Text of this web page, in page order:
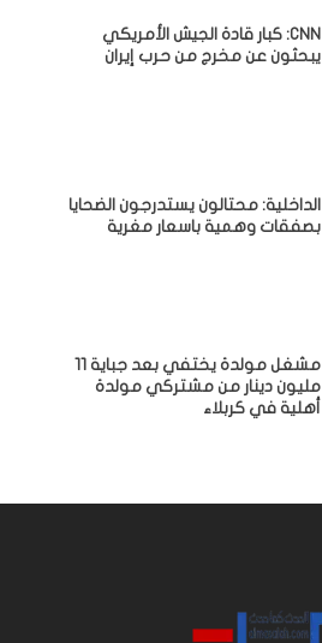
CNN: كبار قادة الجيش الأمريكي
يبحثون عن مخرج من حرب إيران
الداخلية: محتالون يستدرجون الضحايا
بصفقات وهمية باسعار مغرية
مشغل مولدة يختفي بعد جباية 11
مليون دينار من مشتركي مولدة
أهلية في كربلاء